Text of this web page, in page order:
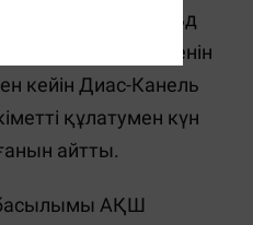
Дональд
жүргізілгенін
кейін Диас-Канель
құлатумен күн
айтты.
басылымы АҚШ